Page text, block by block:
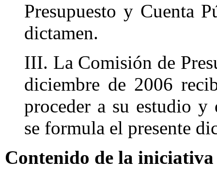
Presupuesto y Cuenta
dictamen.
III. La Comisión de
diciembre de 2006
proceder a su estudio y
se formula el presente
Contenido de la iniciativa